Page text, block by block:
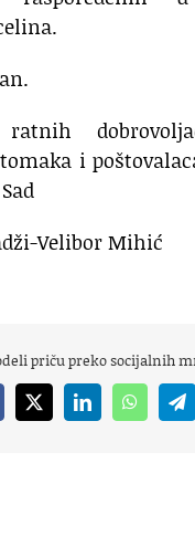
i
Velibor Mihić
priču preko socijalnih
X LinkedInWhatsApp